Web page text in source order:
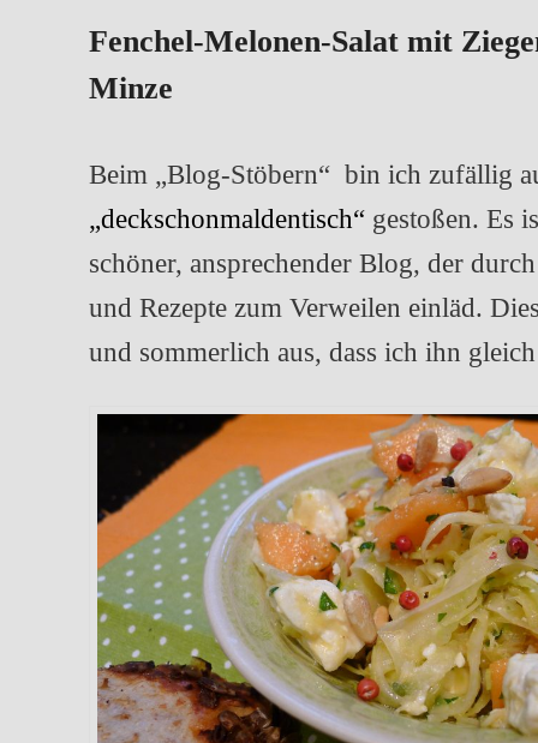
Fenchel-Melonen-Salat mit
Minze
Beim „Blog-Stöbern“ bin ich zufällig
„deckschonmaldentisch“ gestoßen. Es
schöner, ansprechender Blog, der
und Rezepte zum Verweilen einläd.
und sommerlich aus, dass ich ihn